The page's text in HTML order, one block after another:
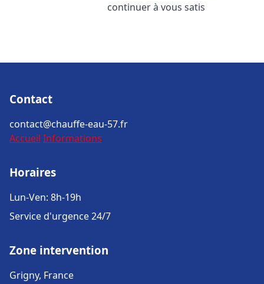
continuer à vous satis
Contact
contact@chauffe-eau-57.fr
Accueil Informations
Horaires
Lun-Ven: 8h-19h
Service d'urgence 24/7
Zone intervention
Grigny, France